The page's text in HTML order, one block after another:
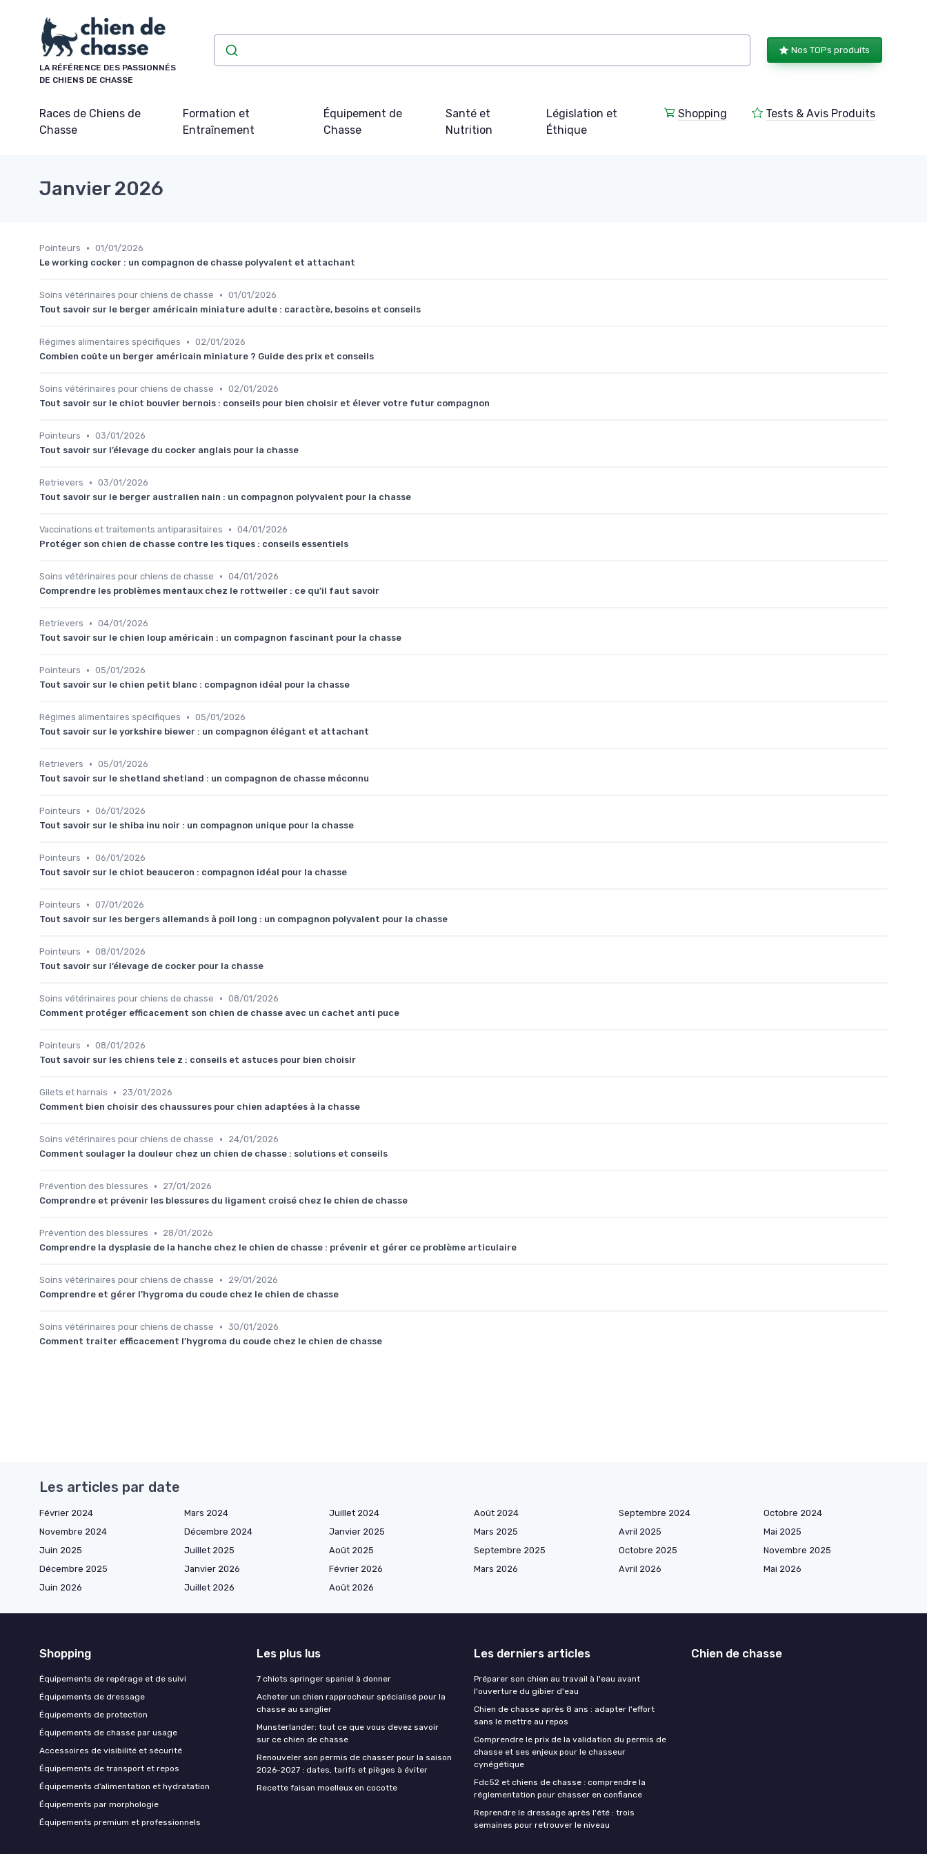
LA RÉFÉRENCE DES PASSIONNÉS
DE CHIENS DE CHASSE
Nos TOPs produits
Races de Chiens de
Chasse
Formation et
Entraînement
Équipement de
Chasse
Santé et
Nutrition
Législation et
Éthique
Shopping Tests & Avis Produits
Janvier 2026
Pointeurs • 01/01/2026
Le working cocker : un compagnon de chasse polyvalent et attachant
Soins vétérinaires pour chiens de chasse • 01/01/2026
Tout savoir sur le berger américain miniature adulte : caractère, besoins et conseils
Régimes alimentaires spécifiques • 02/01/2026
Combien coûte un berger américain miniature ? Guide des prix et conseils
Soins vétérinaires pour chiens de chasse • 02/01/2026
Tout savoir sur le chiot bouvier bernois : conseils pour bien choisir et élever votre futur compagnon
Pointeurs • 03/01/2026
Tout savoir sur l’élevage du cocker anglais pour la chasse
Retrievers • 03/01/2026
Tout savoir sur le berger australien nain : un compagnon polyvalent pour la chasse
Vaccinations et traitements antiparasitaires • 04/01/2026
Protéger son chien de chasse contre les tiques : conseils essentiels
Soins vétérinaires pour chiens de chasse • 04/01/2026
Comprendre les problèmes mentaux chez le rottweiler : ce qu’il faut savoir
Retrievers • 04/01/2026
Tout savoir sur le chien loup américain : un compagnon fascinant pour la chasse
Pointeurs • 05/01/2026
Tout savoir sur le chien petit blanc : compagnon idéal pour la chasse
Régimes alimentaires spécifiques • 05/01/2026
Tout savoir sur le yorkshire biewer : un compagnon élégant et attachant
Retrievers • 05/01/2026
Tout savoir sur le shetland shetland : un compagnon de chasse méconnu
Pointeurs • 06/01/2026
Tout savoir sur le shiba inu noir : un compagnon unique pour la chasse
Pointeurs • 06/01/2026
Tout savoir sur le chiot beauceron : compagnon idéal pour la chasse
Pointeurs • 07/01/2026
Tout savoir sur les bergers allemands à poil long : un compagnon polyvalent pour la chasse
Pointeurs • 08/01/2026
Tout savoir sur l’élevage de cocker pour la chasse
Soins vétérinaires pour chiens de chasse • 08/01/2026
Comment protéger efficacement son chien de chasse avec un cachet anti puce
Pointeurs • 08/01/2026
Tout savoir sur les chiens tele z : conseils et astuces pour bien choisir
Gilets et harnais •
23/01/2026
Comment bien choisir des chaussures pour chien adaptées à la chasse
Soins vétérinaires pour chiens de chasse •
24/01/2026
Comment soulager la douleur chez un chien de chasse : solutions et conseils
Prévention des blessures •
27/01/2026
Comprendre et prévenir les blessures du ligament croisé chez le chien de chasse
Prévention des blessures •
28/01/2026
Comprendre la dysplasie de la hanche chez le chien de chasse : prévenir et gérer ce problème articulaire
Soins vétérinaires pour chiens de chasse •
29/01/2026
Comprendre et gérer l’hygroma du coude chez le chien de chasse
Soins vétérinaires pour chiens de chasse • 30/01/2026
Comment traiter efficacement l’hygroma du coude chez le chien de chasse
Les articles par date
Février 2024 Mars 2024 Juillet 2024 Août 2024 Septembre 2024
Octobre 2024
Novembre 2024
Décembre 2024 Janvier 2025 Mars 2025 Avril 2025
Mai 2025
Juin 2025
Juillet 2025 Août 2025 Septembre 2025 Octobre 2025
Novembre 2025
Décembre 2025
Janvier 2026 Février 2026 Mars 2026 Avril 2026
Mai 2026
Juin 2026
Juillet 2026 Août 2026
Shopping
Équipements de repérage et de suivi
Équipements de dressage
Équipements de protection
Équipements de chasse par usage
Accessoires de visibilité et sécurité
Équipements de transport et repos
Équipements d’alimentation et hydratation
Équipements par morphologie
Équipements premium et professionnels
Les plus lus
7 chiots springer spaniel à donner
Acheter un chien rapprocheur spécialisé pour la
chasse au sanglier
Munsterlander: tout ce que vous devez savoir
sur ce chien de chasse
Renouveler son permis de chasser pour la saison
2026-2027 : dates, tarifs et pièges à éviter
Recette faisan moelleux en cocotte
Les derniers articles
Préparer son chien au travail à l'eau avant
l'ouverture du gibier d'eau
Chien de chasse après 8 ans : adapter l'effort
sans le mettre au repos
Comprendre le prix de la validation du permis de
chasse et ses enjeux pour le chasseur
cynégétique
Fdc52 et chiens de chasse : comprendre la
réglementation pour chasser en confiance
Reprendre le dressage après l'été : trois
semaines pour retrouver le niveau
Chien de chasse